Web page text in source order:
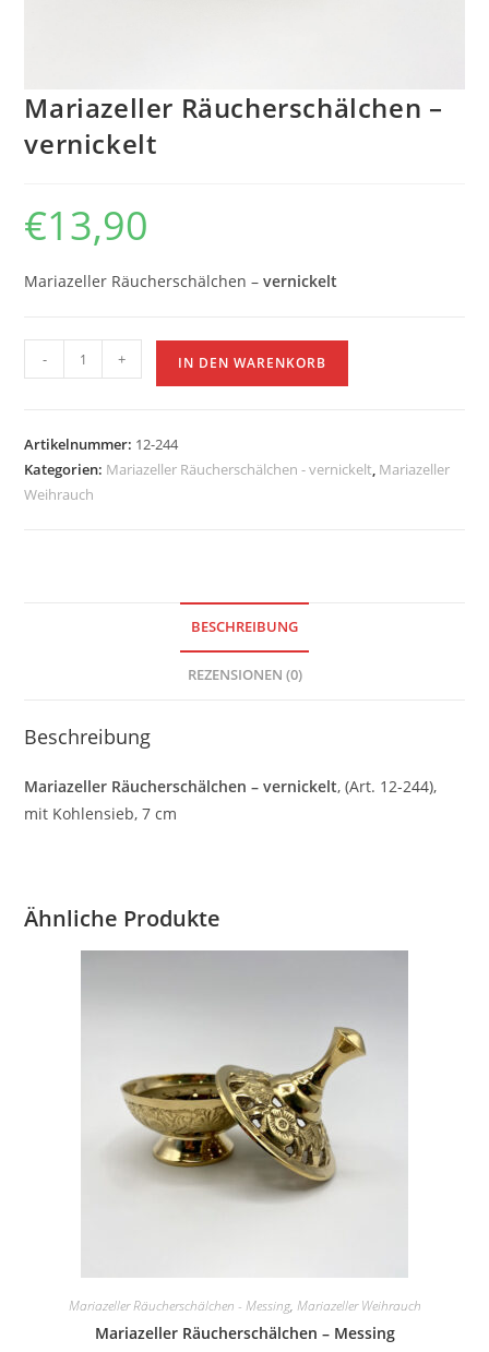
Mariazeller Räucherschälchen –
vernickelt
€13,90
Mariazeller Räucherschälchen –vernickelt
Mariazeller
Räucherschälchen
vernickelt
Menge
- + IN DEN WARENKORB
Artikelnummer: 12-244
Kategorien: Mariazeller Räucherschälchen - vernickelt, Mariazeller
Weihrauch
BESCHREIBUNG
REZENSIONEN (0)
Beschreibung
Mariazeller Räucherschälchen – vernickelt, (Art. 12-244),
mit Kohlensieb, 7 cm
Ähnliche Produkte
Mariazeller Räucherschälchen - Messing, Mariazeller Weihrauch
Mariazeller Räucherschälchen – Messing